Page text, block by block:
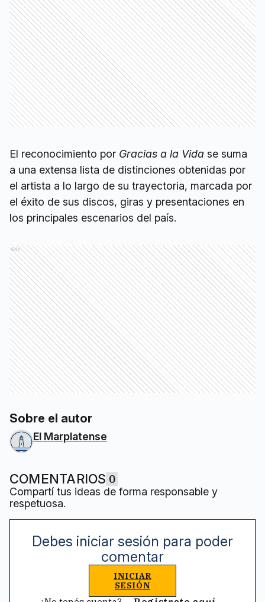
El reconocimiento por Gracias a la Vida se suma
a una extensa lista de distinciones obtenidas por
el artista a lo largo de su trayectoria, marcada por
el éxito de sus discos, giras y presentaciones en
los principales escenarios del país.
Ads
Sobre el autor
El Marplatense
COMENTARIOS 0
Compartí tus ideas de forma responsable y
respetuosa.
Debes iniciar sesión para poder
comentar
INICIAR
SESIÓN